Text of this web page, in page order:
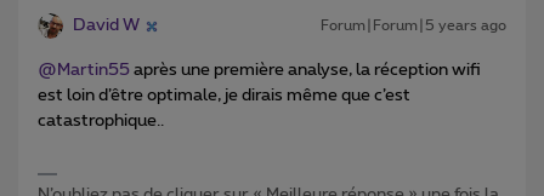
David W Forum|Forum|5 years ago
@Martin55 après une première analyse, la réception wifi
est loin d’être optimale, je dirais même que c’est
catastrophique..